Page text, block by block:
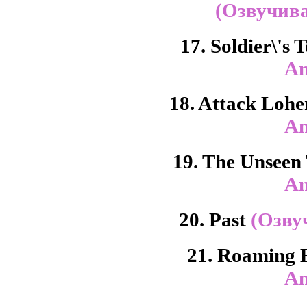
17. Soldier\'s
18. Attack
19. The
20. Past
21. Roaming